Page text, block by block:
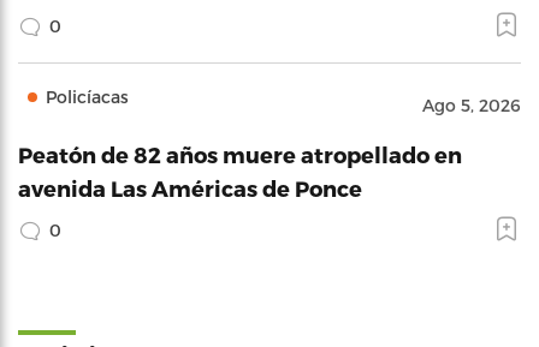
0
Policíacas Ago 5, 2026
Peatón de 82 años muere atropellado en
avenida Las Américas de Ponce
0